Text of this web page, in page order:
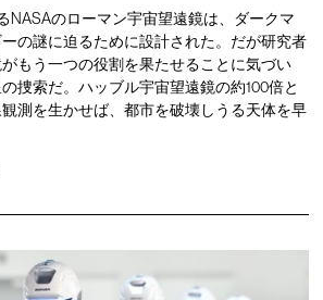
NASAのローマン宇宙望遠鏡は、ダークマ
の謎に迫るために設計された。だが研究者
もう一つの役割を果たせることに気づい
捜索だ。ハッブル宇宙望遠鏡の約100倍と
測を生かせば、都市を破壊しうる天体を早